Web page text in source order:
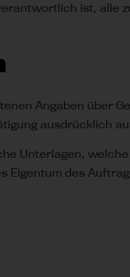
ist, alle
Angaben über
ausdrücklich
Unterlagen,
Eigentum des